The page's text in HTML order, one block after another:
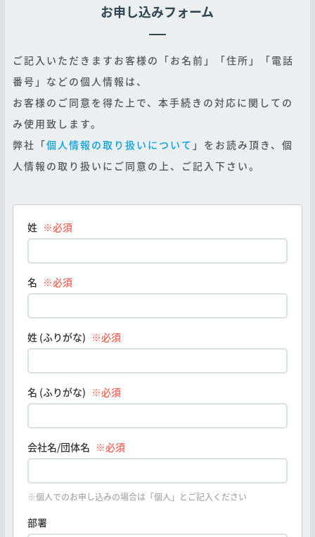
お申し込みフォーム
ご記入いただきますお客様の「お名前」「住所」「電話
番号」などの個人情報は、
お客様のご同意を得た上で、本手続きの対応に関しての
み使用致します。
弊社「個人情報の取り扱いについて 」をお読み頂き、個
人情報の取り扱いにご同意の上、ご記入下さい。
姓 ※必須
名 ※必須
姓 (ふりがな) ※必須
名 (ふりがな) ※必須
会社名/団体名 ※必須
※個人でのお申し込みの場合は「個人」とご記入ください
部署